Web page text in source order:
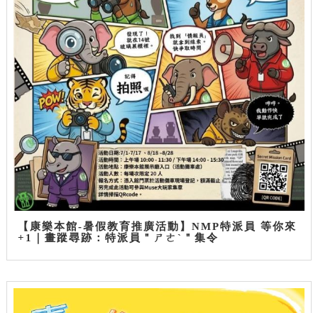
【康樂本館-暑假教育推廣活動】NMP特派員 等你來
+1｜畫蹤尋跡：特派員＂ㄕㄜˋ＂集令